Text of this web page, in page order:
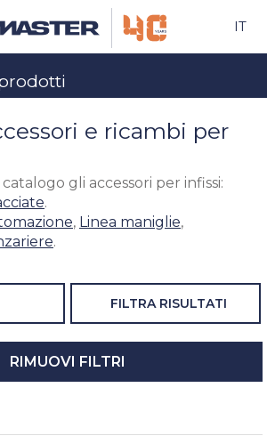
IT
e ricambi per
gli accessori per infissi:
.
, Linea maniglie,
.
FILTRA RISULTATI
RIMUOVI FILTRI